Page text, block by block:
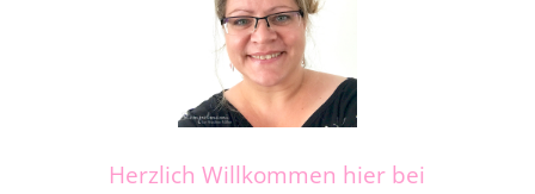
Herzlich Willkommen hier bei